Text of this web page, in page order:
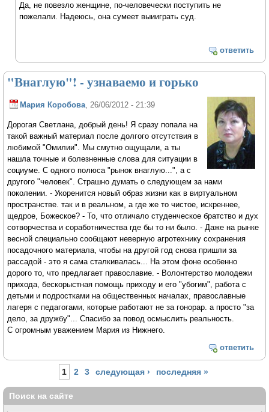
Да, не повезло женщине, по-человечески поступить не
пожелали. Надеюсь, она сумеет выииграть суд.
ответить
"Внаглую"! - узнаваемо и горько
Мария Коробова, 26/06/2012 - 21:39
Дорогая Светлана, добрый день! Я сразу попала на
такой важный материал после долгого отсутствия в
любимой "Омилии". Мы смутно ощущали, а ты
нашла точные и болезненные слова для ситуации в
социуме. С одного полюса "рынок внаглую...", а с
другого "человек". Страшно думать о следующем за нами
поколении. - Укоренится новый образ жизни как в виртуальном
пространстве. так и в реальном, а где же то чистое, искреннее,
щедрое, Божеское? - То, что отличало студенческое братство и дух
сотворчества и соработничества где бы то ни было. - Даже на рынке
весной специально сообщают неверную агротехнику сохранения
посадочного материала, чтобы на другой год снова пришли за
рассадой - это я сама сталкивалась... На этом фоне особенно
дорого то, что предлагает православие. - Волонтерство молодежи
прихода, бескорыстная помощь приходу и его "убогим", работа с
детьми и подростками на общественных началах, православные
лагеря с педагогами, которые работают не за гонорар. а просто "за
дело, за дружбу"... Спасибо за повод осмыслить реальность.
С огромным уважением Мария из Нижнего.
ответить
Страницы1 2 3 следующая › последняя »
Поиск на сайте